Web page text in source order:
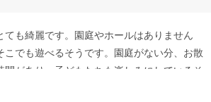
も綺麗です。園庭やホールはありません
でも遊べるそうです。園庭がない分、お散
があり、子どもたちも楽しみにしているそ